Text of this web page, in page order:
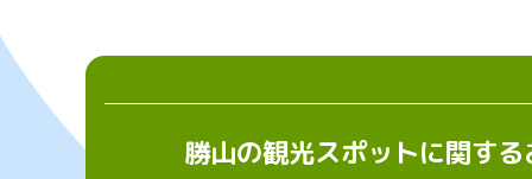
勝山の観光スポットに関す